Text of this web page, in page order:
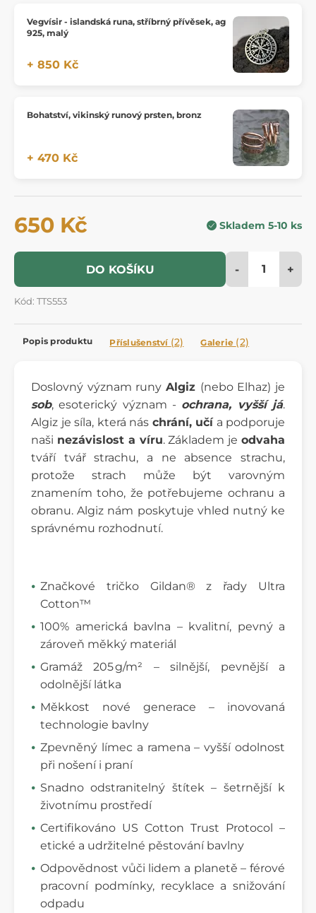
Vegvísir - islandská runa, stříbrný přívěsek, ag
925, malý
+ 850 Kč
Bohatství, vikinský runový prsten, bronz
+ 470 Kč
650 Kč Skladem 5-10 ks
DO KOŠÍKU - +
Kód: TTS553
Popis produktu Příslušenství (2) Galerie (2)
Doslovný význam runy Algiz (nebo Elhaz) je
sob, esoterický význam - ochrana, vyšší já.
Algiz je síla, která nás chrání, učía podporuje
naši nezávislost a víru. Základem jeodvaha
tváří tvář strachu, a ne absence strachu,
protože strach může být varovným
znamením toho, že potřebujeme ochranu a
obranu. Algiz nám poskytuje vhled nutný ke
správnému rozhodnutí.
Značkové tričko Gildan® z řady Ultra
Cotton™
100% americká bavlna – kvalitní, pevný a
zároveň měkký materiál
Gramáž 205 g/m² – silnější, pevnější a
odolnější látka
Měkkost nové generace – inovovaná
technologie bavlny
Zpevněný límec a ramena – vyšší odolnost
při nošení i praní
Snadno odstranitelný štítek – šetrnější k
životnímu prostředí
Certifikováno US Cotton Trust Protocol –
etické a udržitelné pěstování bavlny
Odpovědnost vůči lidem a planetě – férové
pracovní podmínky, recyklace a snižování
odpadu